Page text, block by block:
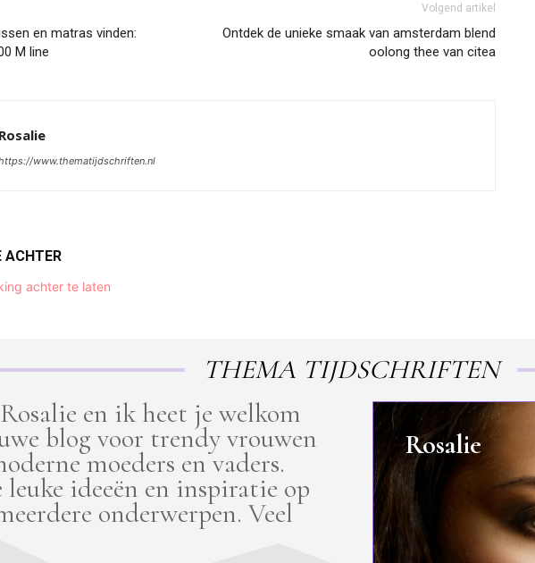
en matras vinden:
M line
Volgend artikel
Ontdek de unieke smaak van amsterdam blend
oolong thee van citea
Rosalie
www.thematijdschriften.nl
ACHTER
achter te laten
THEMA TIJDSCHRIFTEN
en ik heet je welkom
blog voor trendy vrouwen
moeders en vaders.
ideeën en inspiratie op
onderwerpen. Veel
Rosalie